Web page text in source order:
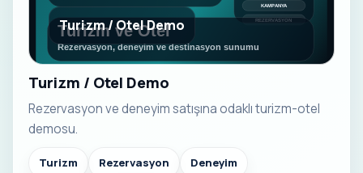
Turizm / Otel Demo
Turizm / Otel Demo
Rezervasyon ve deneyim satışına odaklı turizm-otel
demosu.
Turizm Rezervasyon Deneyim